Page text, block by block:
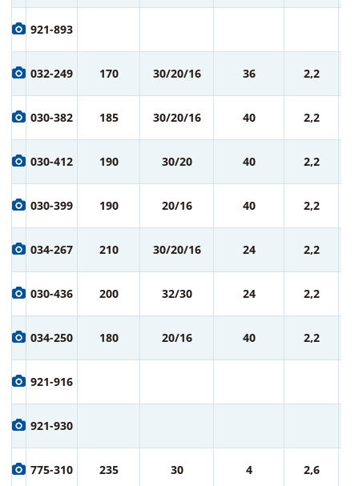
921-893
032-249 170 30/20/16 36 2,2
030-382 185 30/20/16 40 2,2
030-412 190 30/20 40 2,2
030-399 190 20/16 40 2,2
034-267 210 30/20/16 24 2,2
030-436 200 32/30 24 2,2
034-250 180 20/16 40 2,2
921-916
921-930
775-310 235 30 4 2,6